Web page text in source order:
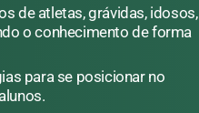
de atletas, grávidas, idosos,
o conhecimento de forma
para se posicionar no